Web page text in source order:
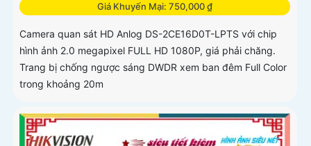
Giá Khuyến Mại: 750,000 ₫
Camera quan sát HD Anlog DS-2CE16D0T-LPTS với chip
hình ảnh 2.0 megapixel FULL HD 1080P, giá phải chăng.
Trang bị chống ngược sáng DWDR xem ban đêm Full Color
trong khoảng 20m